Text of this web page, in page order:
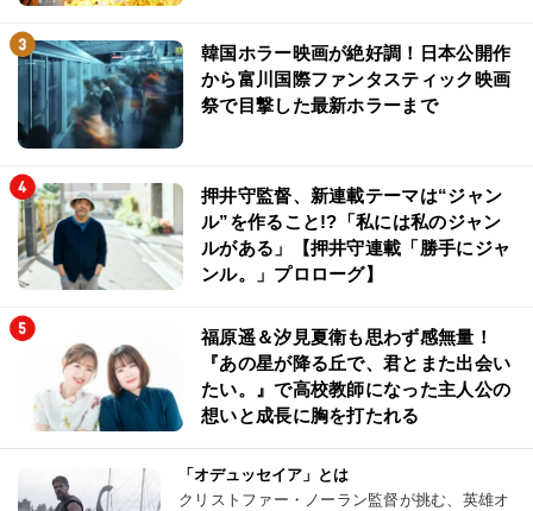
韓国ホラー映画が絶好調！日本公開作
から富川国際ファンタスティック映画
祭で目撃した最新ホラーまで
押井守監督、新連載テーマは“ジャン
ル”を作ること!?「私には私のジャン
ルがある」【押井守連載「勝手にジャ
ンル。」プロローグ】
福原遥＆汐見夏衛も思わず感無量！
『あの星が降る丘で、君とまた出会い
たい。』で高校教師になった主人公の
想いと成長に胸を打たれる
「オデュッセイア」とは
クリストファー・ノーラン監督が挑む、英雄オ